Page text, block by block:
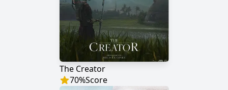
The Creator
70%Score